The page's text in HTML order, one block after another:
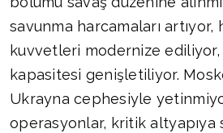
savunma harcamaları artıyor,
kuvvetleri modernize
kapasitesi genişletiliyor.
Ukrayna cephesiyle
operasyonlar, kritik altyapıya